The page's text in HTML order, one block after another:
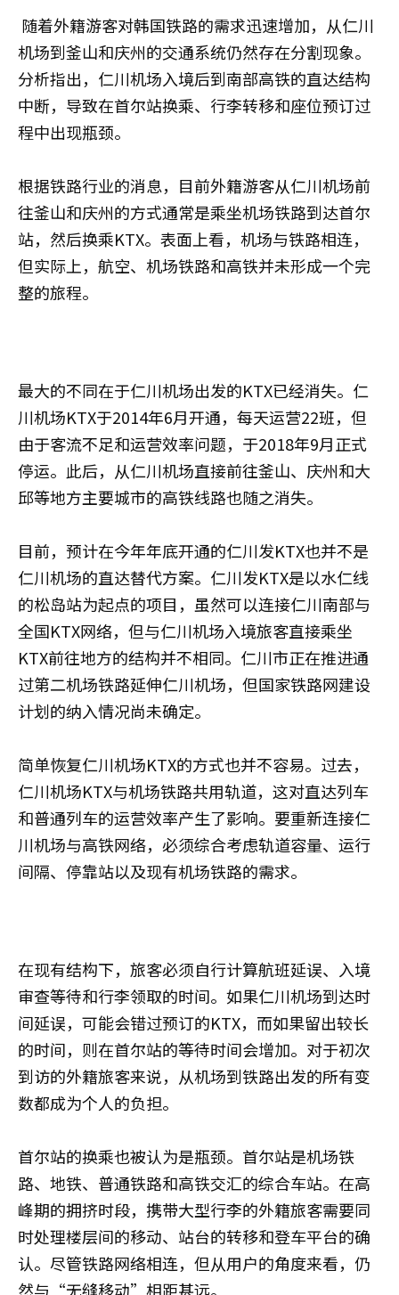
随着外籍游客对韩国铁路的需求迅速增加，从仁川
机场到釜山和庆州的交通系统仍然存在分割现象。
分析指出，仁川机场入境后到南部高铁的直达结构
中断，导致在首尔站换乘、行李转移和座位预订过
程中出现瓶颈。
根据铁路行业的消息，目前外籍游客从仁川机场前
往釜山和庆州的方式通常是乘坐机场铁路到达首尔
站，然后换乘KTX。表面上看，机场与铁路相连，
但实际上，航空、机场铁路和高铁并未形成一个完
整的旅程。
最大的不同在于仁川机场出发的KTX已经消失。仁
川机场KTX于2014年6月开通，每天运营22班，但
由于客流不足和运营效率问题，于2018年9月正式
停运。此后，从仁川机场直接前往釜山、庆州和大
邱等地方主要城市的高铁线路也随之消失。
目前，预计在今年年底开通的仁川发KTX也并不是
仁川机场的直达替代方案。仁川发KTX是以水仁线
的松岛站为起点的项目，虽然可以连接仁川南部与
全国KTX网络，但与仁川机场入境旅客直接乘坐
KTX前往地方的结构并不相同。仁川市正在推进通
过第二机场铁路延伸仁川机场，但国家铁路网建设
计划的纳入情况尚未确定。
简单恢复仁川机场KTX的方式也并不容易。过去，
仁川机场KTX与机场铁路共用轨道，这对直达列车
和普通列车的运营效率产生了影响。要重新连接仁
川机场与高铁网络，必须综合考虑轨道容量、运行
间隔、停靠站以及现有机场铁路的需求。
在现有结构下，旅客必须自行计算航班延误、入境
审查等待和行李领取的时间。如果仁川机场到达时
间延误，可能会错过预订的KTX，而如果留出较长
的时间，则在首尔站的等待时间会增加。对于初次
到访的外籍旅客来说，从机场到铁路出发的所有变
数都成为个人的负担。
首尔站的换乘也被认为是瓶颈。首尔站是机场铁
路、地铁、普通铁路和高铁交汇的综合车站。在高
峰期的拥挤时段，携带大型行李的外籍旅客需要同
时处理楼层间的移动、站台的转移和登车平台的确
认。尽管铁路网络相连，但从用户的角度来看，仍
然与“无缝移动”相距甚远。